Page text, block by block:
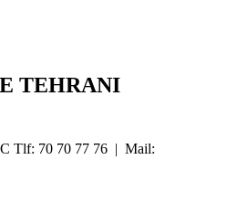
TEHRANI
Tlf: 70 70 77 76 | Mail: